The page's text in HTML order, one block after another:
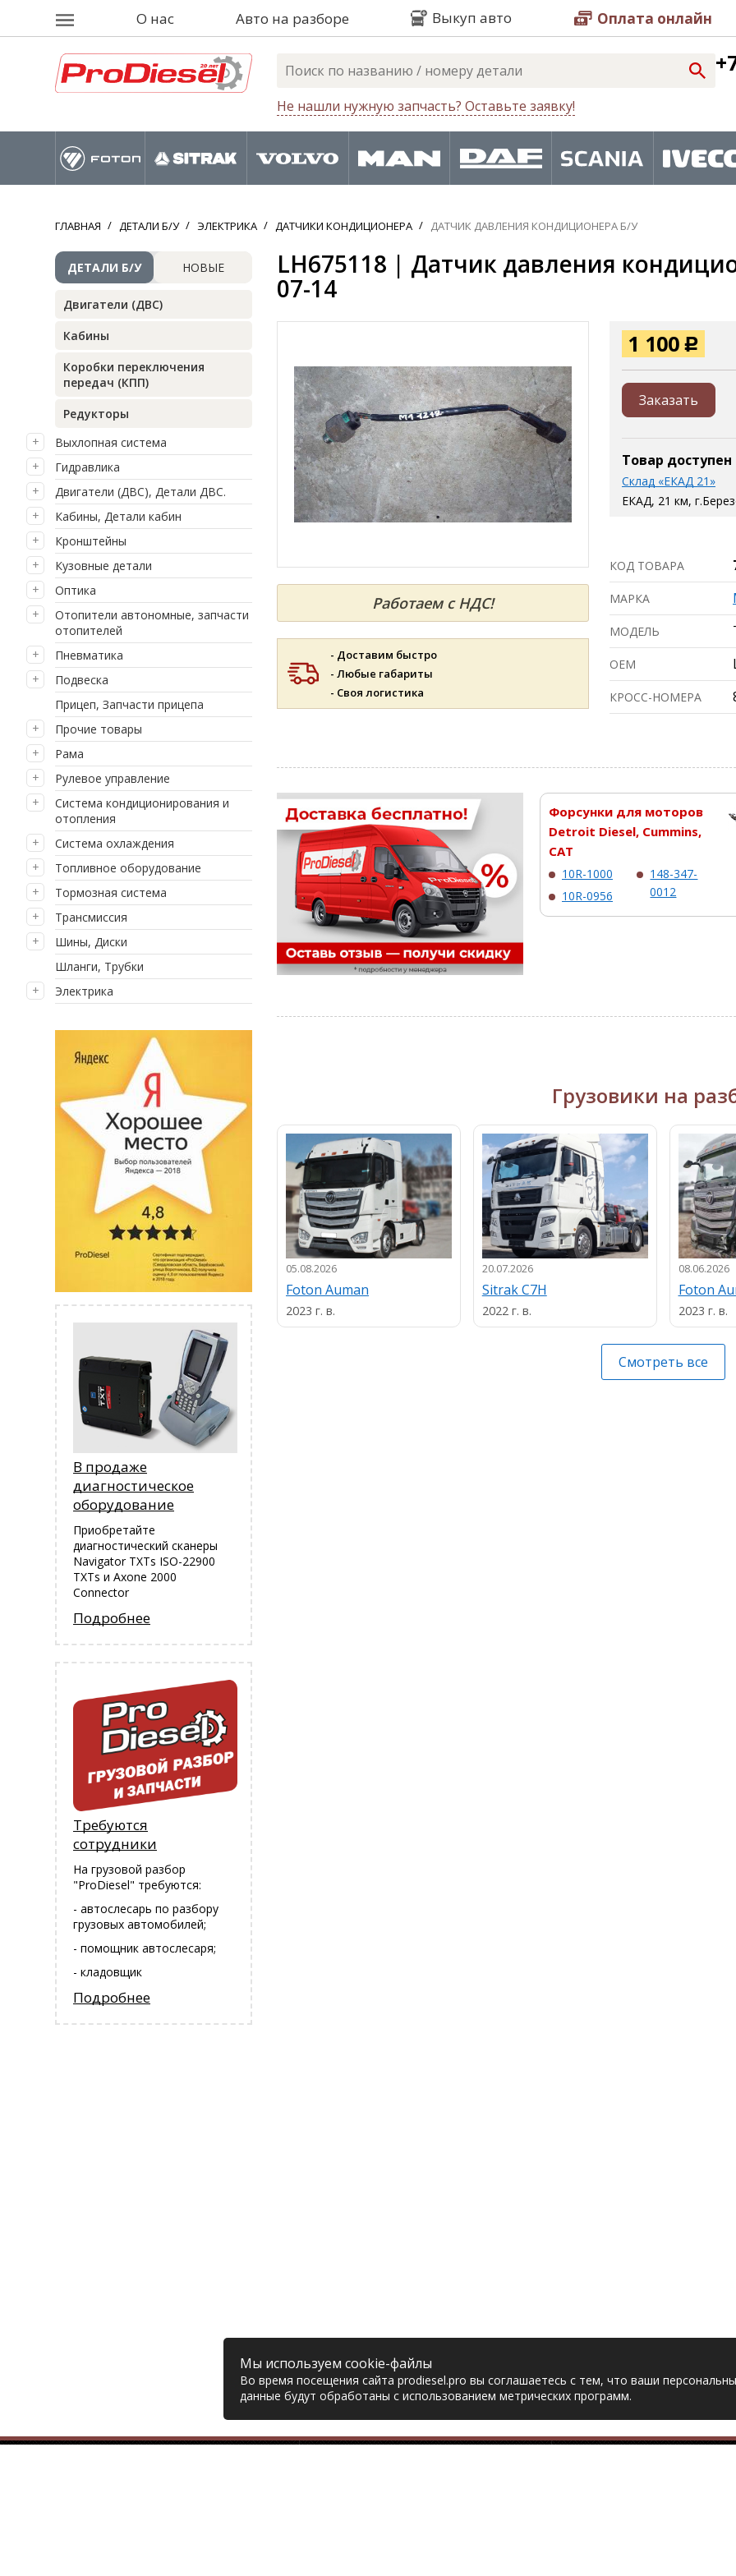
О нас Авто на разборе Выкуп авто Оплата онлайн
Не нашли нужную запчасть? Оставьте заявку!
ГЛАВНАЯ ДЕТАЛИ Б/У ЭЛЕКТРИКА ДАТЧИКИ КОНДИЦИОНЕРА ДАТЧИК ДАВЛЕНИЯ КОНДИЦИОНЕРА Б/У
ДЕТАЛИ Б/У НОВЫЕ
Двигатели (ДВС)
Кабины
Коробки переключения
передач (КПП)
Редукторы
Выхлопная система
Гидравлика
Двигатели (ДВС), Детали ДВС.
Кабины, Детали кабин
Кронштейны
Кузовные детали
Оптика
Отопители автономные, запчасти
отопителей
Пневматика
Подвеска
Прицеп, Запчасти прицепа
Прочие товары
Рама
Рулевое управление
Система кондиционирования и
отопления
Система охлаждения
Топливное оборудование
Тормозная система
Трансмиссия
Шины, Диски
Шланги, Трубки
Электрика
В продаже
диагностическое
оборудование
Приобретайте
диагностический сканеры
Navigator TXTs ISO-22900
TXTs и Аxone 2000
Connector
Подробнее
Требуются
сотрудники
На грузовой разбор
"ProDiesel" требуются:
- автослесарь по разбору
грузовых автомобилей;
- помощник автослесаря;
- кладовщик
Подробнее
LH675118 | Датчик давления
07-14
Работаем с НДС!
- Доставим быстро
- Любые габариты
- Своя логистика
1 100 Р
Заказать
Товар
Склад «ЕКАД 21»
ЕКАД, 21 км,
КОД ТОВАРА
МАРКА
МОДЕЛЬ
ОЕМ
КРОСС-НОМЕРА
Форсунки для моторов
Detroit Diesel, Cummins,
CAT
10R-1000
10R-0956
148-347-
0012
Грузовики на
05.08.2026
Foton Auman
2023 г. в.
20.07.2026
Sitrak C7H
2022 г. в.
08.06.2026
Foton
2023 г. в.
Смотреть все
Мы используем cookie-файлы
Во время посещения сайта prodiesel.pro вы соглашаетесь с тем, что ваши
данные будут обработаны с использованием метрических программ.